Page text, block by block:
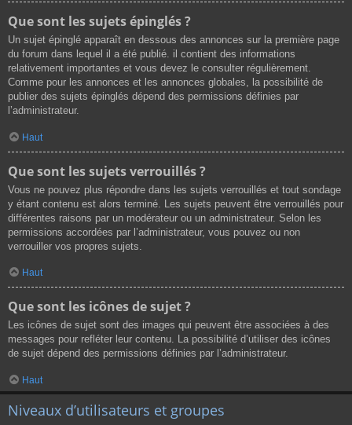
Que sont les sujets épinglés ?
Un sujet épinglé apparaît en dessous des annonces sur la première page
du forum dans lequel il a été publié. il contient des informations
relativement importantes et vous devez le consulter régulièrement.
Comme pour les annonces et les annonces globales, la possibilité de
publier des sujets épinglés dépend des permissions définies par
l’administrateur.
Haut
Que sont les sujets verrouillés ?
Vous ne pouvez plus répondre dans les sujets verrouillés et tout sondage
y étant contenu est alors terminé. Les sujets peuvent être verrouillés pour
différentes raisons par un modérateur ou un administrateur. Selon les
permissions accordées par l’administrateur, vous pouvez ou non
verrouiller vos propres sujets.
Haut
Que sont les icônes de sujet ?
Les icônes de sujet sont des images qui peuvent être associées à des
messages pour refléter leur contenu. La possibilité d’utiliser des icônes
de sujet dépend des permissions définies par l’administrateur.
Haut
Niveaux d’utilisateurs et groupes